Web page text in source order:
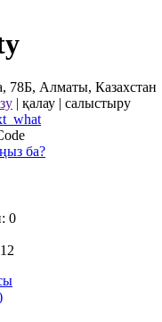
78Б, Алматы, Казахстан
| қалау | салыстыру
ба?
0
12